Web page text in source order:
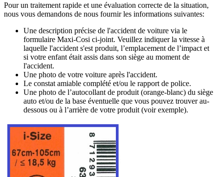
Pour un traitement rapide et une évaluation correcte de la situation,
nous vous demandons de nous fournir les informations suivantes:
Une description précise de l'accident de voiture via le
formulaire Maxi-Cosi ci-joint. Veuillez indiquer la vitesse à
laquelle l'accident s'est produit, l’emplacement de l’impact et
si votre enfant était assis dans son siège au moment de
l'accident.
Une photo de votre voiture après l'accident.
Le constat amiable complété et/ou le rapport de police.
Une photo de l’autocollant de produit (orange-blanc) du siège
auto et/ou de la base éventuelle que vous pouvez trouver au-
dessous ou à l’arrière de votre produit (voir exemple).